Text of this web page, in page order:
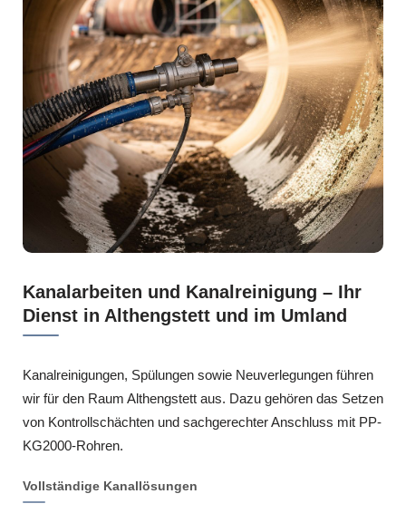
Kanalarbeiten und Kanalreinigung – Ihr
Dienst in Althengstett und im Umland
Kanalreinigungen, Spülungen sowie Neuverlegungen führen
wir für den Raum Althengstett aus. Dazu gehören das Setzen
von Kontrollschächten und sachgerechter Anschluss mit PP-
KG2000-Rohren.
Vollständige Kanallösungen